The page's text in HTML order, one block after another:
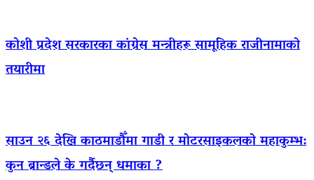
कोशी प्रदेश सरकारका कांग्रेस मन्त्रीहरू सामूहिक राजीनामाको
तयारीमा
साउन २६ देखि काठमाडौँमा गाडी र मोटरसाइकलको महाकुम्भ:
कुन ब्रान्डले के गर्दैछन् धमाका ?